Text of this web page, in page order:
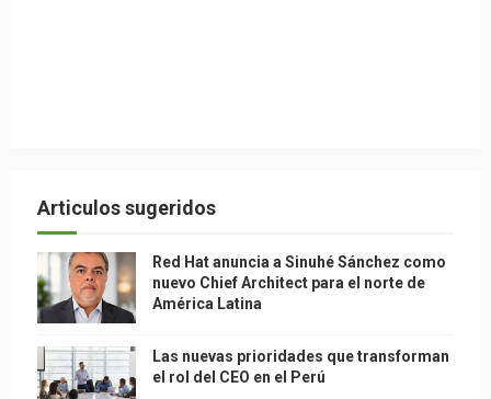
Articulos sugeridos
Red Hat anuncia a Sinuhé Sánchez como
nuevo Chief Architect para el norte de
América Latina
Las nuevas prioridades que transforman
el rol del CEO en el Perú